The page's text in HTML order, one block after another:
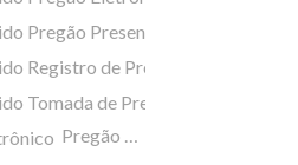
Pregão Eletrônico 2024